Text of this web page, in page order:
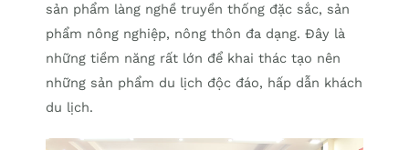
sản phẩm làng nghề truyền thống đặc sắc, sản
phẩm nông nghiệp, nông thôn đa dạng. Đây là
những tiềm năng rất lớn để khai thác tạo nên
những sản phẩm du lịch độc đáo, hấp dẫn khách
du lịch.